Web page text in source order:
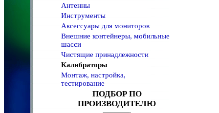
Антенны
Инструменты
Аксессуары для мониторов
Внешние контейнеры, мобильные
шасси
Чистящие принадлежности
Калибраторы
Монтаж, настройка,
тестирование
ПОДБОР ПО
ПРОИЗВОДИТЕЛЮ